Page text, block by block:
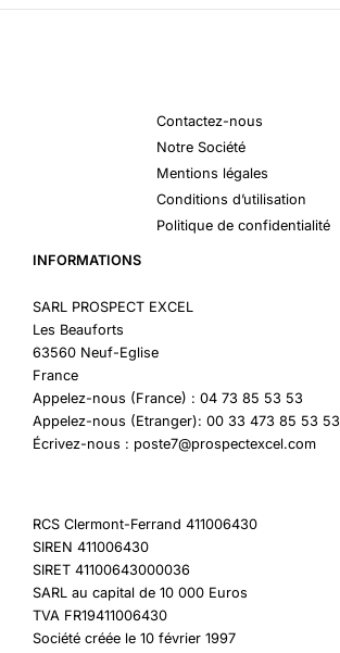
Contactez-nous
Notre Société
Mentions légales
Conditions d’utilisation
Politique de confidentialité
INFORMATIONS
SARL PROSPECT EXCEL
Les Beauforts
63560 Neuf-Eglise
France
Appelez-nous (France) : 04 73 85 53 53
Appelez-nous (Etranger): 00 33 473 85 53 53
Écrivez-nous : poste7@prospectexcel.com
RCS Clermont-Ferrand 411006430
SIREN 411006430
SIRET 41100643000036
SARL au capital de 10 000 Euros
TVA FR19411006430
Société créée le 10 février 1997